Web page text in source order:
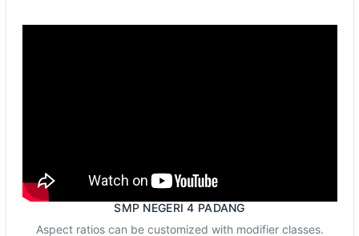
SMP NEGERI 4 PADANG
Aspect ratios can be customized with modifier classes.